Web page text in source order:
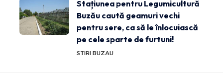
Stațiunea pentru Legumicultură
Buzău caută geamuri vechi
pentru sere, ca să le înlocuiască
pe cele sparte de furtuni!
STIRI BUZAU